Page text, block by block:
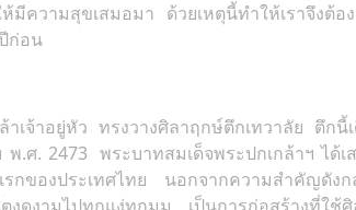
วามสุขเสมอมา ด้วยเหตุนี้ทำให้เราจึงต้อง
ก่อน
เจ้าอยู่หัว ทรงวางศิลาฤกษ์ตึกเทวาลัย ตึก
. 2473 พระบาทสมเด็จพระปกเกล้าฯ ได้
กของประเทศไทย นอกจากความสำคัญดั